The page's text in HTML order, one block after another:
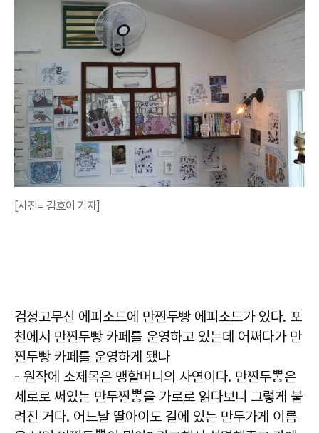
[사진= 김호이 기자]
검정고무신 에피소드에 만찐두빵 에피소드가 있다. 포
천에서 만찐두빵 카페를 운영하고 있는데 어쩌다가 만
찐두빵 카페를 운영하게 됐나
- 원작에 소제목은 맹할머니의 사연이다. 만찐두ᄈᆞᆼ은
세로로 써있는 만두찐ᄈᆞᆼ을 가로로 읽다보니 그렇게 불
려진 거다. 어느날 딸아이도 길에 있는 만두가게 이름